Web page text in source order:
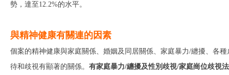
勢，達至12.2%的水平。
與精神健康有關連的因素
個案的精神健康與家庭關係、婚姻及同居關係、家庭暴力/纏擾、各種
待和歧視有顯著的關係。 有家庭暴力/纏擾及性別歧視/家庭崗位歧視法